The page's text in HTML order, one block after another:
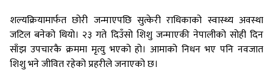
शल्यक्रियामार्फत छोरी जन्माएपछि सुत्केरी राधिकाको स्वास्थ्य अवस्था
जटिल बनेको थियो। २३ गते दिउँसो शिशु जन्माएकी नेपालीको सोही दिन
साँझ उपचारकै क्रममा मृत्यु भएको हो। आमाको निधन भए पनि नवजात
शिशु भने जीवित रहेको प्रहरीले जनाएको छ।